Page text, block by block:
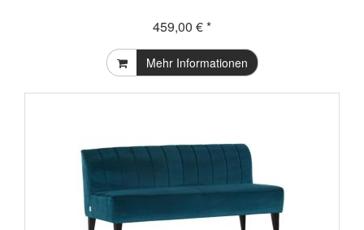
459,00 € *
Mehr Informationen